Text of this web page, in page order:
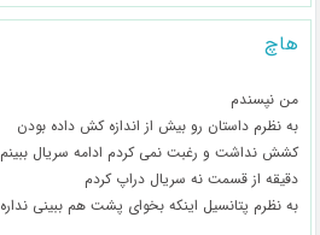
هاچ
من نپسندم
به نظرم داستان رو بیش از اندازه کش داده بودن
دقیقه از قسمت نه سریال دراپ کردم
به نظرم پتانسیل اینکه بخوای پشت هم ببینی نداره